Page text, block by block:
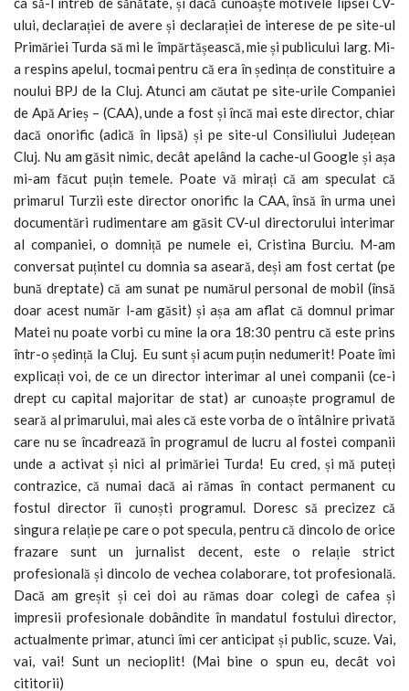
ului, declarației de avere și declarației de interese de pe site-ul
Primăriei Turda să mi le împărtășească, mie și publicului larg. Mi-
a respins apelul, tocmai pentru că era în ședința de constituire a
noului BPJ de la Cluj. Atunci am căutat pe site-urile Companiei
de Apă Arieș – (CAA), unde a fost și încă mai este director, chiar
dacă onorific (adică în lipsă) și pe site-ul Consiliului Județean
Cluj. Nu am găsit nimic, decât apelând la cache-ul Google și așa
mi-am făcut puțin temele. Poate vă mirați că am speculat că
primarul Turzii este director onorific la CAA, însă în urma unei
documentări rudimentare am găsit CV-ul directorului interimar
al companiei, o domniță pe numele ei, Cristina Burciu. M-am
conversat puțintel cu domnia sa aseară, deși am fost certat (pe
bună dreptate) că am sunat pe numărul personal de mobil (însă
doar acest număr l-am găsit) și așa am aflat că domnul primar
Matei nu poate vorbi cu mine la ora 18:30 pentru că este prins
într-o ședință la Cluj. Eu sunt și acum puțin nedumerit! Poate îmi
explicați voi, de ce un director interimar al unei companii (ce-i
drept cu capital majoritar de stat) ar cunoaște programul de
seară al primarului, mai ales că este vorba de o întâlnire privată
care nu se încadrează în programul de lucru al fostei companii
unde a activat și nici al primăriei Turda! Eu cred, și mă puteți
contrazice, că numai dacă ai rămas în contact permanent cu
fostul director îi cunoști programul. Doresc să precizez că
singura relație pe care o pot specula, pentru că dincolo de orice
frazare sunt un jurnalist decent, este o relație strict
profesională și dincolo de vechea colaborare, tot profesională.
Dacă am greșit și cei doi au rămas doar colegi de cafea și
impresii profesionale dobândite în mandatul fostului director,
actualmente primar, atunci îmi cer anticipat și public, scuze. Vai,
vai, vai! Sunt un necioplit! (Mai bine o spun eu, decât voi
cititorii)